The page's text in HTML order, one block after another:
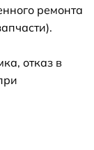
ремонта
отказ в